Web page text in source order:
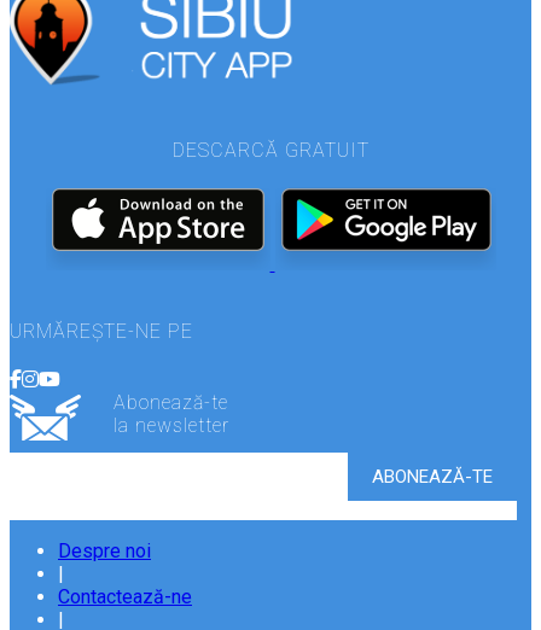
DESCARCĂ GRATUIT
URMĂREȘTE-NE PE
Abonează-te
la newsletter
Despre noi
Contactează-ne